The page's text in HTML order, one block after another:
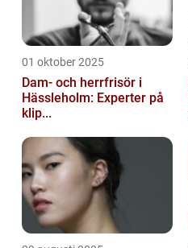
01 oktober 2025
Dam- och herrfrisör i
Hässleholm: Experter på
klip...